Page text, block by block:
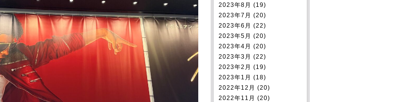
2023年8月 (19)
2023年7月 (20)
2023年6月 (22)
2023年5月 (20)
2023年4月 (20)
2023年3月 (22)
2023年2月 (19)
2023年1月 (18)
2022年12月 (20)
2022年11月 (20)